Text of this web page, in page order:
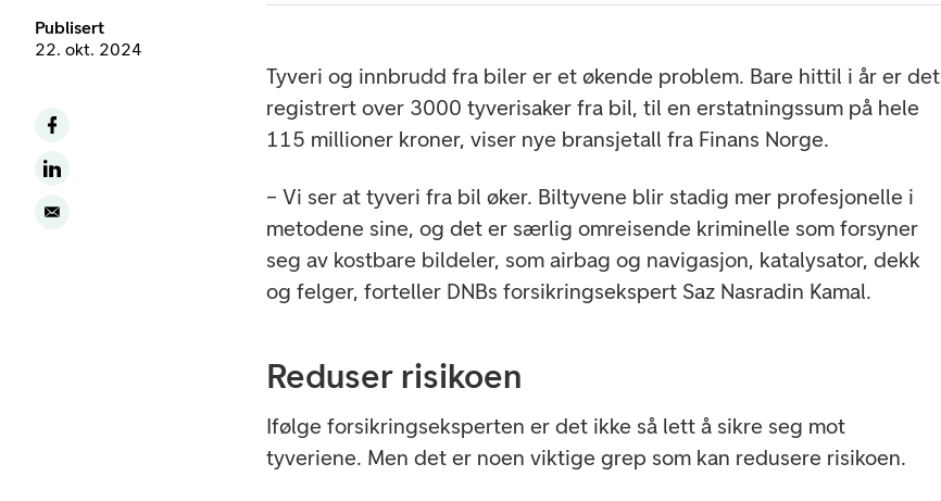
Publisert
22. okt. 2024
Tyveri og innbrudd fra biler er et økende problem. Bare hittil i år er det
registrert over 3000 tyverisaker fra bil, til en erstatningssum på hele
115 millioner kroner, viser nye bransjetall fra Finans Norge.
– Vi ser at tyveri fra bil øker. Biltyvene blir stadig mer profesjonelle i
metodene sine, og det er særlig omreisende kriminelle som forsyner
seg av kostbare bildeler, som airbag og navigasjon, katalysator, dekk
og felger, forteller DNBs forsikringsekspert Saz Nasradin Kamal.
Reduser risikoen
Ifølge forsikringseksperten er det ikke så lett å sikre seg mot
tyveriene. Men det er noen viktige grep som kan redusere risikoen.